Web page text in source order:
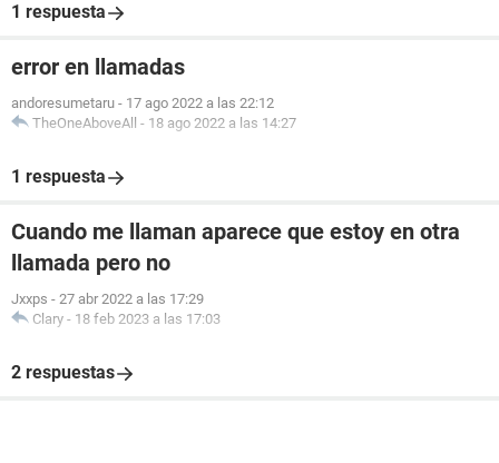
1 respuesta
error en llamadas
andoresumetaru - 17 ago 2022 a las 22:12
TheOneAboveAll - 18 ago 2022 a las 14:27
1 respuesta
Cuando me llaman aparece que estoy en otra
llamada pero no
Jxxps - 27 abr 2022 a las 17:29
Clary - 18 feb 2023 a las 17:03
2 respuestas